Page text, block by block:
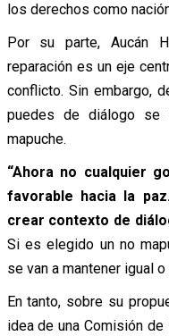
los derechos como
Por su parte, Aucán
reparación es un eje
conflicto. Sin embargo,
puedes de diálogo se
mapuche.
“Ahora no cualquier
favorable hacia la
crear contexto de
Si es elegido un no
se van a mantener igual
En tanto, sobre su
idea de una Comisión